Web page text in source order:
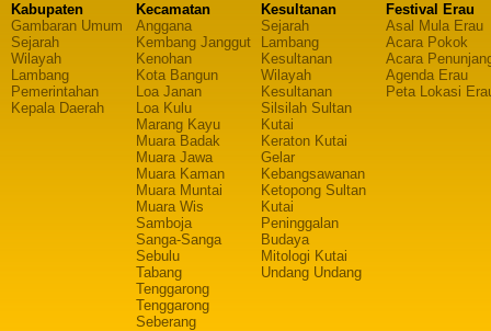
Kabupaten
Gambaran Umum
Sejarah
Wilayah
Lambang
Pemerintahan
Kepala Daerah
Kecamatan
Anggana
Kembang Janggut
Kenohan
Kota Bangun
Loa Janan
Loa Kulu
Marang Kayu
Muara Badak
Muara Jawa
Muara Kaman
Muara Muntai
Muara Wis
Samboja
Sanga-Sanga
Sebulu
Tabang
Tenggarong
Tenggarong
Seberang
Kesultanan
Sejarah
Lambang
Kesultanan
Wilayah
Kesultanan
Silsilah Sultan
Kutai
Keraton Kutai
Gelar
Kebangsawanan
Ketopong Sultan
Kutai
Peninggalan
Budaya
Mitologi Kutai
Undang Undang
Festival Erau
Asal Mula Erau
Acara Pokok
Acara
Agenda Erau
Peta Lokasi